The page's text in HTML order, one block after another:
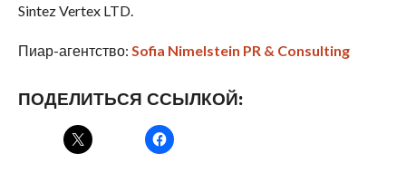
Sintez Vertex LTD.
Пиар-агентство: Sofia Nimelstein PR & Consulting
ПОДЕЛИТЬСЯ ССЫЛКОЙ: